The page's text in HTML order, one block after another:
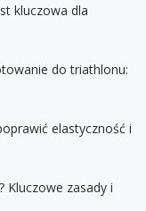
kluczowa dla
do triathlonu:
elastyczność i
Kluczowe zasady i